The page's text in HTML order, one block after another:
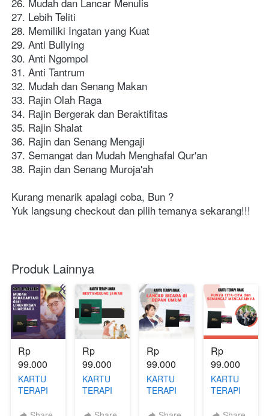
27. Lebih Teliti
28. Memiliki Ingatan yang Kuat
29. Anti Bullying
30. Anti Ngompol
31. Anti Tantrum
32. Mudah dan Senang Makan
33. Rajin Olah Raga
34. Rajin Bergerak dan Beraktifitas
35. Rajin Shalat
36. Rajin dan Senang Mengaji
37. Semangat dan Mudah Menghafal Qur'an
38. Rajin dan Senang Muroja'ah
Kurang menarik apalagi coba, Bun ?
Yuk langsung checkout dan pilih temanya sekarang!!!
Produk Lainnya
Rp
99.000
KARTU
TERAPI
OKE
Rp
99.000
KARTU
TERAPI
OKE
Rp
99.000
KARTU
TERAPI
OKE
Rp
99.000
KARTU
TERAPI
OKE